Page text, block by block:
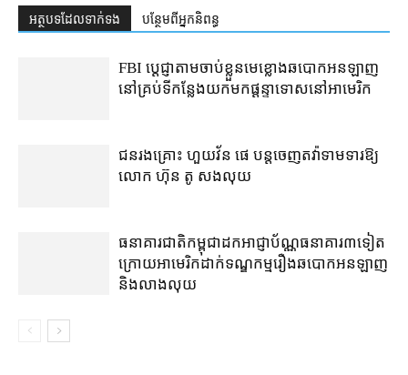
អត្ថបទ​ដែល​ទាក់ទង បន្ថែម​ពី​អ្នកនិពន្ធ
FBI ប្ដេជ្ញា​តាម​ចាប់ខ្លួន​មេខ្លោង​ឆបោក​អនឡាញ​
នៅ​គ្រប់​ទីកន្លែង​យក​មក​ផ្ដន្ទាទោស​នៅ​អាមេរិក
ជនរងគ្រោះ ហួយវ័ន ផេ បន្ត​ចេញ​តវ៉ា​ទាមទារ​ឱ្យ​
លោក ហ៊ុន តូ សង​លុយ
ធនាគារជាតិ​កម្ពុជា​ដក​អាជ្ញាប័ណ្ណ​ធនាគារ​៣​​ទៀត​
ក្រោយ​អាមេរិក​ដាក់​ទណ្ឌកម្ម​​រឿង​ឆបោក​អនឡាញ
និង​លាងលុយ